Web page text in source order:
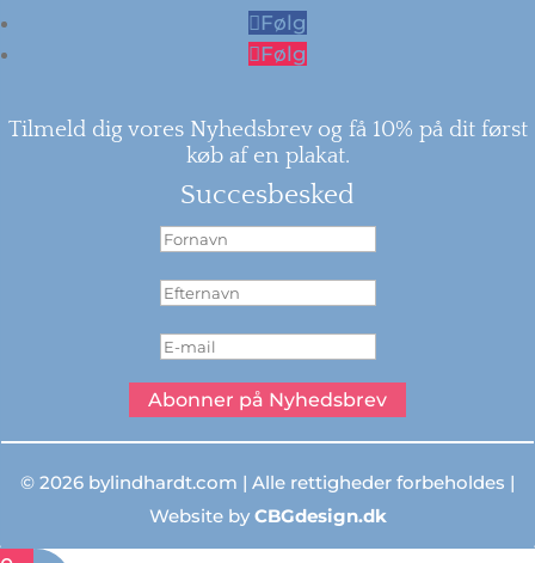
Følg
Følg
Tilmeld dig vores Nyhedsbrev og få 10% på dit først
køb af en plakat.
Succesbesked
Abonner på Nyhedsbrev
© 2026 bylindhardt.com | Alle rettigheder forbeholdes |
Website byCBGdesign.dk